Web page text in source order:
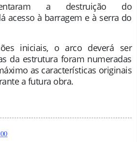
a destruição do
acesso à barragem e à serra do
iniciais, o arco deverá ser
da estrutura foram numeradas
as características originais
a futura obra.